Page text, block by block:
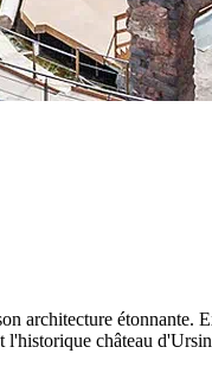
architecture étonnante.
château